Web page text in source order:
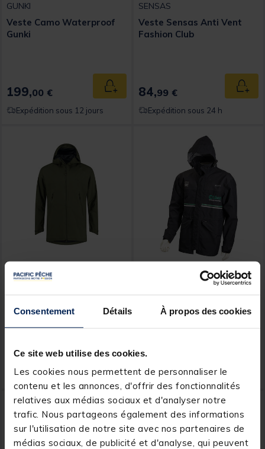
Consentement Détails À propos des cookies
Ce site web utilise des cookies.
Les cookies nous permettent de personnaliser le
contenu et les annonces, d'offrir des fonctionnalités
relatives aux médias sociaux et d'analyser notre
trafic. Nous partageons également des informations
sur l'utilisation de notre site avec nos partenaires de
médias sociaux, de publicité et d'analyse, qui peuvent
GUNKI
Veste Camo Waterproof
Gunki
199,00 € Ajouter au panier
Expédition sous 12 jours
SENSAS
Veste Sensas Anti Vent
Fashion Club
84,99 €
Expédition sous 24 h
KORDA
Jacket Dark Olive
189,00 € Ajouter au panier
Expédition sous 7 jours
Veste Sensas 3/4 Gore-Tex
World Champion
779,
Expédition sous 12 jours